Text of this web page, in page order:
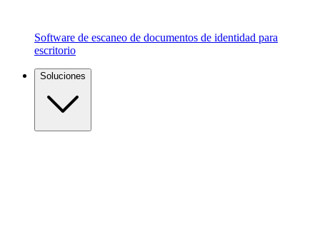
Software de escaneo de documentos de identidad para
escritorio
Soluciones